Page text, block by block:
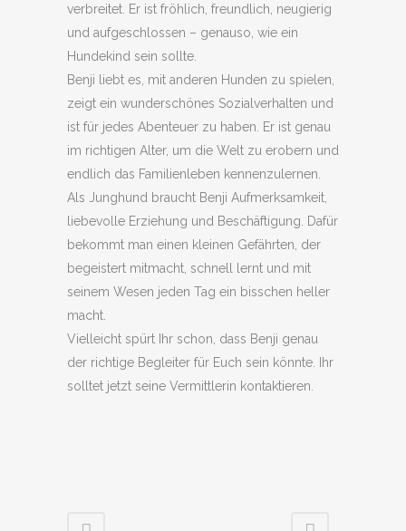
verbreitet. Er ist fröhlich, freundlich, neugierig
und aufgeschlossen – genauso, wie ein
Hundekind sein sollte.
Benji liebt es, mit anderen Hunden zu spielen,
zeigt ein wunderschönes Sozialverhalten und
ist für jedes Abenteuer zu haben. Er ist genau
im richtigen Alter, um die Welt zu erobern und
endlich das Familienleben kennenzulernen.
Als Junghund braucht Benji Aufmerksamkeit,
liebevolle Erziehung und Beschäftigung. Dafür
bekommt man einen kleinen Gefährten, der
begeistert mitmacht, schnell lernt und mit
seinem Wesen jeden Tag ein bisschen heller
macht.
Vielleicht spürt Ihr schon, dass Benji genau
der richtige Begleiter für Euch sein könnte. Ihr
solltet jetzt seine Vermittlerin kontaktieren.